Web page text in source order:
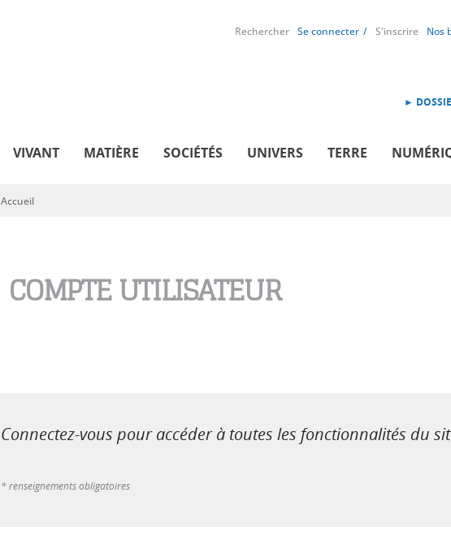
Rechercher Se connecter S'inscrire Nos
►
VIVANT MATIÈRE SOCIÉTÉS UNIVERS TERRE
Vous êtes ici
Accueil
COMPTE UTILISATEUR
Connectez-vous pour accéder à toutes les fonctionnalités du
* renseignements obligatoires